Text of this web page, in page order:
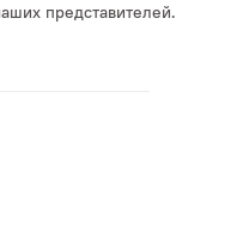
представителей.